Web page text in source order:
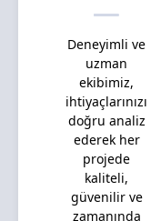
Deneyimli ve
uzman
ekibimiz,
ihtiyaçlarınızı
doğru analiz
ederek her
projede
kaliteli,
güvenilir ve
zamanında